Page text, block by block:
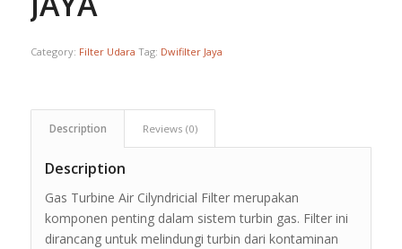
Category: Filter Udara Tag: Dwifilter Jaya
Description Reviews (0)
Description
Gas Turbine Air Cilyndricial Filter merupakan
komponen penting dalam sistem turbin gas. Filter ini
dirancang untuk melindungi turbin dari kontaminan